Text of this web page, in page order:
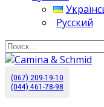
Русский
Найти:
Camina & Schmid
Камины Schmid
(067) 209-19-10
(044) 461-78-98